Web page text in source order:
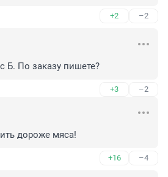
+2 –2
Б. По заказу пишете?
+3 –2
дороже мяса!
+16 –4